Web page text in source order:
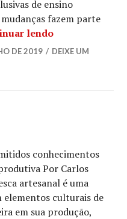
de ensino
fazem parte
lendoReordenação
DE 2019
DEIXE UM
conhecimentos
Por Carlos
artesanal é uma
elementos culturais de
em sua produção,